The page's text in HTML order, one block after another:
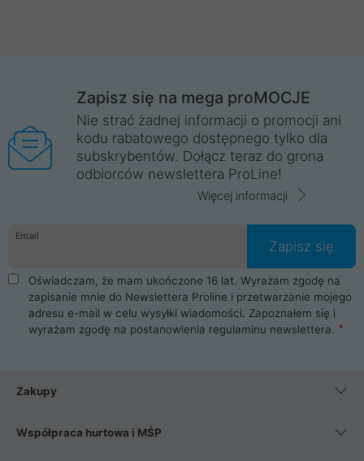
Zapisz się na mega proMOCJE
Nie strać żadnej informacji o promocji ani
kodu rabatowego dostępnego tylko dla
subskrybentów. Dołącz teraz do grona
odbiorców newslettera ProLine!
Więcej informacji
Email
Zapisz się
Oświadczam, że mam ukończone 16 lat. Wyrażam zgodę na
zapisanie mnie do Newslettera Proline i przetwarzanie mojego
adresu e-mail w celu wysyłki wiadomości. Zapoznałem się i
wyrażam zgodę na postanowienia regulaminu newslettera.
Zakupy
Współpraca hurtowa i MŚP